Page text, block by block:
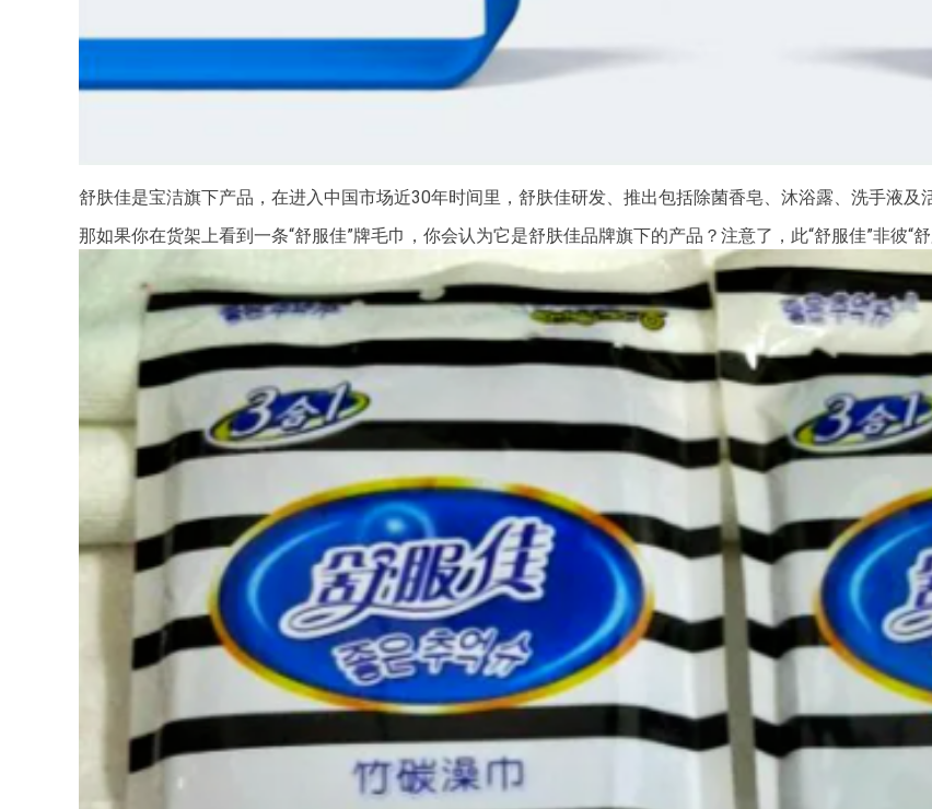
舒肤佳是宝洁旗下产品，在进入中国市场近30年时间里，舒肤佳研发、推出包括除菌香皂、沐浴露、洗手液及
那如果你在货架上看到一条“舒服佳”牌毛巾，你会认为它是舒肤佳品牌旗下的产品？注意了，此“舒服佳”非彼“舒